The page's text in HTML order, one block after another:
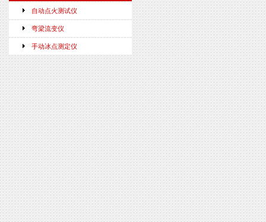
自动点火测试仪
弯梁流变仪
手动冰点测定仪